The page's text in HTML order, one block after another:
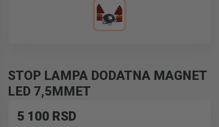
STOP LAMPA DODATNA MAGNET
LED 7,5MMET
5 100 RSD